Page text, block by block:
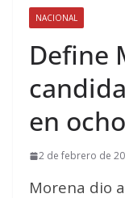
NACIONAL
Define
en
2 de febrero de
Morena dio